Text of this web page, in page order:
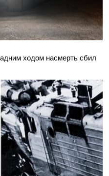
ходом насмерть сбил